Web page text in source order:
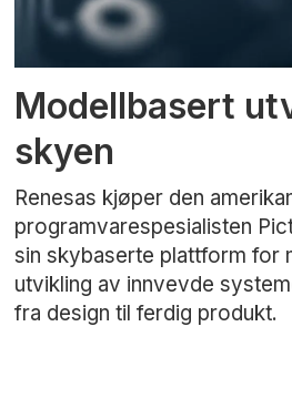
Modellbasert
skyen
Renesas kjøper den
programvarespesialisten
sin skybaserte plattform for
utvikling av innvevde
fra design til ferdig produkt.